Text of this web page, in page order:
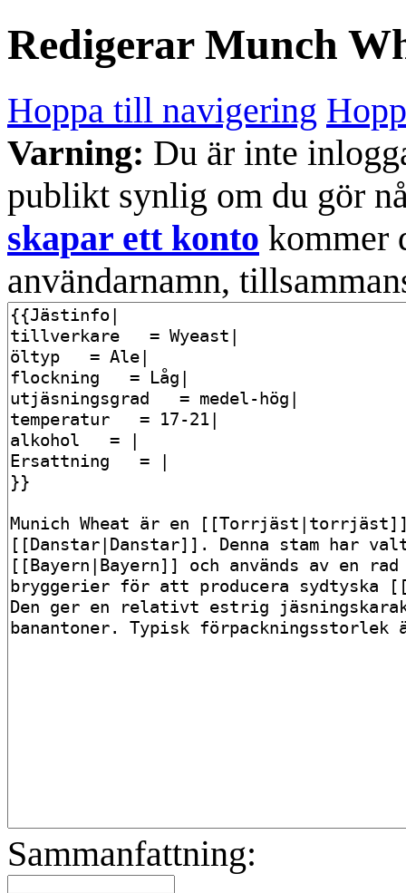
Redigerar Munch
Hoppa till navigering
Varning: Du är inte
publikt synlig om du gör
skapar ett konto kommer
användarnamn,
Sammanfattning: